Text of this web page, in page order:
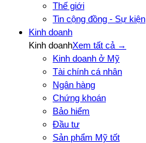
Thế giới
Tin cộng đồng - Sự kiện
Kinh doanh
Kinh doanhXem tất cả →
Kinh doanh ở Mỹ
Tài chính cá nhân
Ngân hàng
Chứng khoán
Bảo hiểm
Đầu tư
Sản phẩm Mỹ tốt